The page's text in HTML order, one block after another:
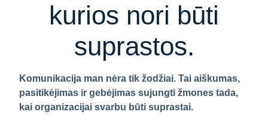
kurios nori būti
suprastos.
Komunikacija man nėra tik žodžiai. Tai aiškumas,
pasitikėjimas ir gebėjimas sujungti žmones tada,
kai organizacijai svarbu būti suprastai.